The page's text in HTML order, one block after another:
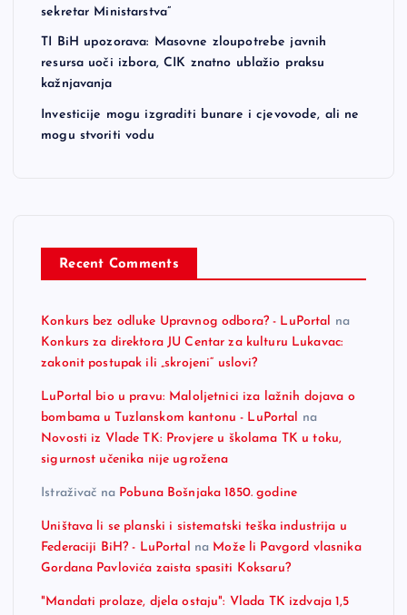
sekretar Ministarstva”
TI BiH upozorava: Masovne zloupotrebe javnih
resursa uoči izbora, CIK znatno ublažio praksu
kažnjavanja
Investicije mogu izgraditi bunare i cjevovode, ali ne
mogu stvoriti vodu
Recent Comments
Konkurs bez odluke Upravnog odbora? - LuPortal na
Konkurs za direktora JU Centar za kulturu Lukavac:
zakonit postupak ili „skrojeni“ uslovi?
LuPortal bio u pravu: Maloljetnici iza lažnih dojava o
bombama u Tuzlanskom kantonu - LuPortal na
Novosti iz Vlade TK: Provjere u školama TK u toku,
sigurnost učenika nije ugrožena
Istraživač na Pobuna Bošnjaka 1850. godine
Uništava li se planski i sistematski teška industrija u
Federaciji BiH? - LuPortal na Može li Pavgord vlasnika
Gordana Pavlovića zaista spasiti Koksaru?
"Mandati prolaze, djela ostaju": Vlada TK izdvaja 1,5